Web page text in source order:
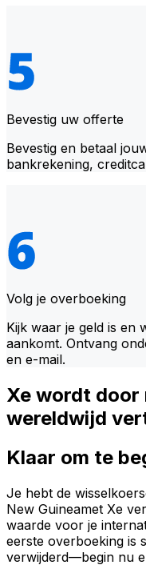
Bevestig uw offerte
Bevestig en betaal
bankrekening,
Volg je overboeking
Kijk waar je geld is en
aankomt. Ontvang
en e-mail.
Xe wordt door
wereldwijd
Klaar om te
Je hebt de
New Guineamet Xe
waarde voor je
eerste overboeking is
verwijderd—begin nu